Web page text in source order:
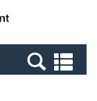
Canada
et